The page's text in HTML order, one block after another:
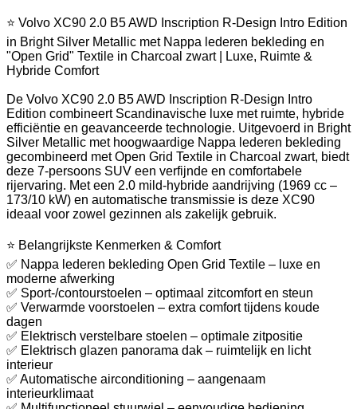
⭐ Volvo XC90 2.0 B5 AWD Inscription R-Design Intro Edition
in Bright Silver Metallic met Nappa lederen bekleding en
"Open Grid" Textile in Charcoal zwart | Luxe, Ruimte &
Hybride Comfort
De Volvo XC90 2.0 B5 AWD Inscription R-Design Intro
Edition combineert Scandinavische luxe met ruimte, hybride
efficiëntie en geavanceerde technologie. Uitgevoerd in Bright
Silver Metallic met hoogwaardige Nappa lederen bekleding
gecombineerd met Open Grid Textile in Charcoal zwart, biedt
deze 7-persoons SUV een verfijnde en comfortabele
rijervaring. Met een 2.0 mild-hybride aandrijving (1969 cc –
173/10 kW) en automatische transmissie is deze XC90
ideaal voor zowel gezinnen als zakelijk gebruik.
⭐ Belangrijkste Kenmerken & Comfort
✅ Nappa lederen bekleding Open Grid Textile – luxe en
moderne afwerking
✅ Sport-/contourstoelen – optimaal zitcomfort en steun
✅ Verwarmde voorstoelen – extra comfort tijdens koude
dagen
✅ Elektrisch verstelbare stoelen – optimale zitpositie
✅ Elektrisch glazen panorama dak – ruimtelijk en licht
interieur
✅ Automatische airconditioning – aangenaam
interieurklimaat